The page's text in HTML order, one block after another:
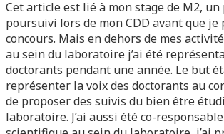
Cet article est lié à mon stage de M2, un
poursuivi lors de mon CDD avant que je
concours. Mais en dehors de mes
au sein du laboratoire j’ai été
doctorants pendant une année. Le but
représenter la voix des doctorants au
de proposer des suivis du bien être
laboratoire. J’ai aussi été co-